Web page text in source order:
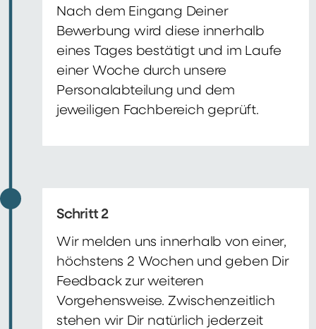
Nach dem Eingang Deiner
Bewerbung wird diese innerhalb
eines Tages bestätigt und im Laufe
einer Woche durch unsere
Personalabteilung und dem
jeweiligen Fachbereich geprüft.
Schritt 2
Wir melden uns innerhalb von einer,
höchstens 2 Wochen und geben Dir
Feedback zur weiteren
Vorgehensweise. Zwischenzeitlich
stehen wir Dir natürlich jederzeit